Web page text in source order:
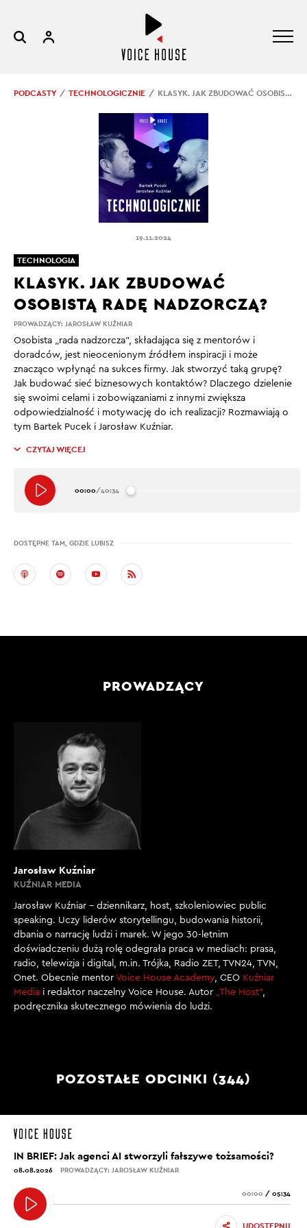
PODCASTY TECHNOLOGICZNIE KLASYK. JAK ZBUDOWAĆ OSOBISTĄ RADĘ NADZORCZĄ?
19.11.2024
PROWADZĄCY: JAROSŁAW KUŹNIAR
KLASYK. JAK ZBUDOWAĆ
OSOBISTĄ RADĘ NADZORCZĄ?
Osobista „rada nadzorcza”, składająca się z mentorów i
doradców, jest nieocenionym źródłem inspiracji i może
znacząco wpłynąć na sukces firmy. Jak stworzyć taką grupę?
Jak budować sieć biznesowych kontaktów? Dlaczego dzielenie
się swoimi celami i zobowiązaniami z innymi zwiększa
odpowiedzialność i motywację do ich realizacji? Rozmawiają o
tym Bartek Pucek i Jarosław Kuźniar.
CZYTAJ WIĘCEJ
00:00/40:34
DOSTĘPNE TAM, GDZIE LUBISZ
TECHNOLOGIA
PROWADZĄCY
Jarosław Kuźniar
KUŹNIAR MEDIA
Jarosław Kuźniar – dziennikarz, host, szkoleniowiec public
speaking. Uczy liderów storytellingu, budowania historii,
dbania o narrację ludzi i marek. W jego 30-letnim
doświadczeniu dużą rolę odegrała praca w mediach: prasa,
radio, telewizja i digital, m.in. Trójka, Radio ZET, TVN24, TVN,
Onet. Obecnie mentor Voice House Academy, CEO Kuźniar
Media i redaktor naczelny Voice House. Autor „The Host”,
podręcznika skutecznego mówienia do ludzi.
POZOSTAŁE ODCINKI (344)
IN BRIEF: Jak agenci AI stworzyli fałszywe tożsamości?
08.08.2026 PROWADZĄCY: JAROSŁAW KUŹNIAR
00:00 / 05:34